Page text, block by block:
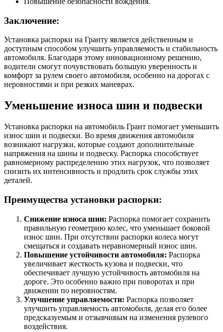
Заключение:
Установка распорки на Гранту является действенным и
доступным способом улучшить управляемость и стабильность
автомобиля. Благодаря этому инновационному решению,
водители смогут почувствовать большую уверенность и
комфорт за рулем своего автомобиля, особенно на дорогах с
неровностями и при резких маневрах.
Уменьшение износа шин и подвески
Установка распорки на автомобиль Грант помогает уменьшить
износ шин и подвески. Во время движения автомобиля
возникают нагрузки, которые создают дополнительные
напряжения на шины и подвеску. Распорка способствует
равномерному распределению этих нагрузок, что позволяет
снизить их интенсивность и продлить срок службы этих
деталей.
Преимущества установки распорки:
Снижение износа шин: Распорка помогает сохранить
правильную геометрию колес, что уменьшает боковой
износ шин. При отсутствии распорки колеса могут
смещаться и создавать неравномерный износ шин.
Повышение устойчивости автомобиля: Распорка
увеличивает жесткость кузова и подвески, что
обеспечивает лучшую устойчивость автомобиля на
дороге. Это особенно важно при поворотах и при
движении по неровностям.
Улучшение управляемости: Распорка позволяет
улучшить управляемость автомобиля, делая его более
предсказуемым и отзывчивым на изменения рулевого
воздействия.